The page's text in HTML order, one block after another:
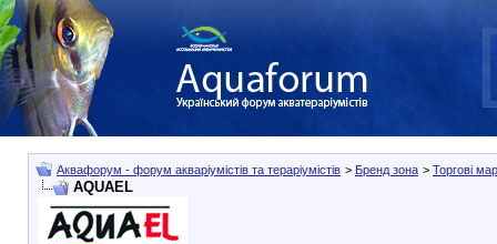
Аквафорум - форум акваріумістів та тераріумістів > Бренд зона > Торгові
AQUAEL